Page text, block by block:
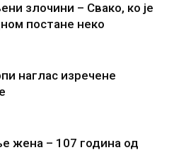
злочини – Свако, ко је
постане некo
наглас изречене
жена – 107 година од